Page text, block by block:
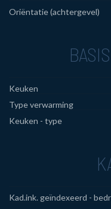
Oriëntatie (achtergevel)
Keuken
Type verwarming
Keuken - type
Kad.ink. geïndexeerd -